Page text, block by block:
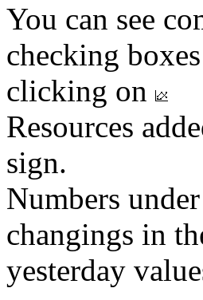
You can see
checking
clicking on
Resources
sign.
Numbers
changings in
yesterday